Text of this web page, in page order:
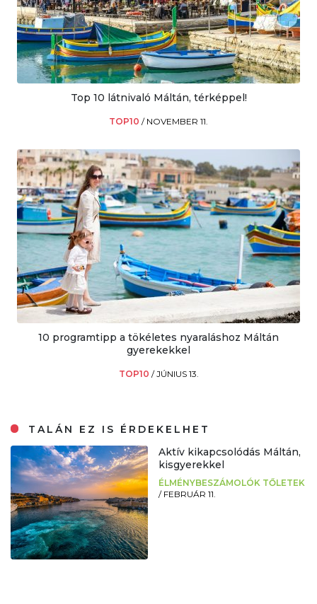
Top 10 látnivaló Máltán, térképpel!
TOP10 / NOVEMBER 11.
10 programtipp a tökéletes nyaraláshoz Máltán
gyerekekkel
TOP10 /JÚNIUS 13.
TALÁN EZ IS ÉRDEKELHET
Aktív kikapcsolódás Máltán,
kisgyerekkel
ÉLMÉNYBESZÁMOLÓK TŐLETEK
/ FEBRUÁR 11.